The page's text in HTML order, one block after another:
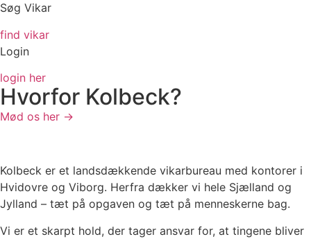
Søg Vikar
find vikar
Login
login her
Hvorfor Kolbeck?
Mød os her →
Kolbeck er et landsdækkende vikarbureau med kontorer i
Hvidovre og Viborg. Herfra dækker vi hele Sjælland og
Jylland – tæt på opgaven og tæt på menneskerne bag.
Vi er et skarpt hold, der tager ansvar for, at tingene bliver